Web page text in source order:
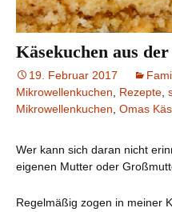
Käsekuchen aus
19. Februar 2017
Mikrowellenkuchen, Rezepte,
Mikrowellenkuchen, Omas
Wer kann sich daran nicht
eigenen Mutter oder
Regelmäßig zogen in meiner